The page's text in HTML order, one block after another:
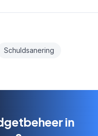
Schuldsanering
in